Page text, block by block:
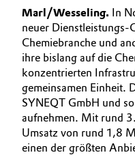
Coatings, Paints &
Composites
Consumer Goods &
Electronics &
Weltweite Standorte
ESHQ
Einkauf
Governance &
Allgemeine
(AVB)
Marl/Wesseling. In
neuer Dienstleistungs-
Chemiebranche und
ihre bislang auf die
konzentrierten
gemeinsamen Einheit.
SYNEQT GmbH und
aufnehmen. Mit rund
Umsatz von rund 1,8
einen der größten